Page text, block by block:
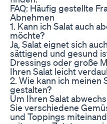
FAQ: Häufig gestellte
Abnehmen
1. Kann ich Salat auch
möchte?
Ja, Salat eignet sich
sättigend und gesund
Dressings oder große
Ihren Salat leicht
2. Wie kann ich meinen
gestalten?
Um Ihren Salat
Sie verschiedene
und Toppings